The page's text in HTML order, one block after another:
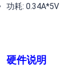
功耗: 0.34A*5V
硬件说明